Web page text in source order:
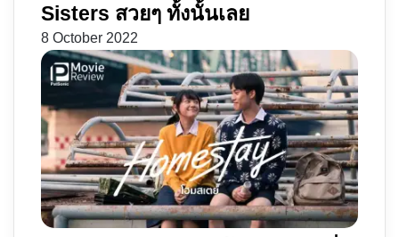
Sisters สวยๆ ทั้งนั้นเลย
8 October 2022